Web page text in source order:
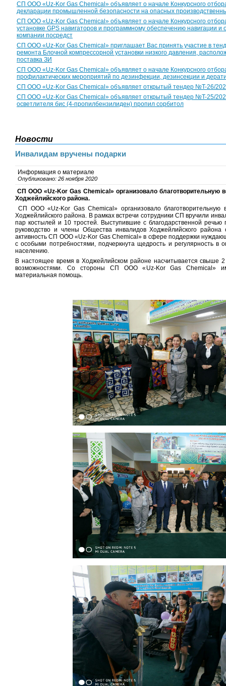
СП ООО «Uz-Kor Gas Chemical» объявляет о начале Конкурсного
декларации промышленной безопасности на опасных
СП ООО «Uz-Kor Gas Chemical» объявляет о начале Конкурсного
установке GPS навигаторов и программному обеспечению навигации
компании посредст
CП ООО «Uz-Kor Gas Chemical» приглашает Вас принять участие в
ремонта Блочной компрессорной установки низкого давления,
поставка ЗИ
СП ООО «Uz-Kor Gas Chemical» объявляет о начале Конкурсного
профилактических мероприятий по дезинфекции, дезинсекции и
CП ООО «Uz-Kor Gas Chemical» объявляет открытый тендер №T-26/
CП ООО «Uz-Kor Gas Chemical» объявляет открытый тендер №T-25/
осветлителя бис (4-пропилбензилиден) пропил сорбитол
Новости
Инвалидам вручены подарки
Информация о материале
Опубликовано: 26 ноября 2020
СП ООО «Uz-Kor Gas Chemical» организовало благотворительную
Ходжейлийского района.
СП ООО «Uz-Kor Gas Chemical» организовало благотворительную
Ходжейлийского района. В рамках встречи сотрудники СП вручили
пар костылей и 10 тростей. Выступившие с благодарственной речью
руководство и члены Общества инвалидов Ходжейлийского района
активность СП ООО «Uz-Kor Gas Chemical» в сфере поддержки
с особыми потребностями, подчеркнута щедрость и регулярность в
населению.
В настоящее время в Ходжейлийском районе насчитывается свыше
возможностями. Со стороны СП ООО «Uz-Kor Gas Chemical» им
материальная помощь.